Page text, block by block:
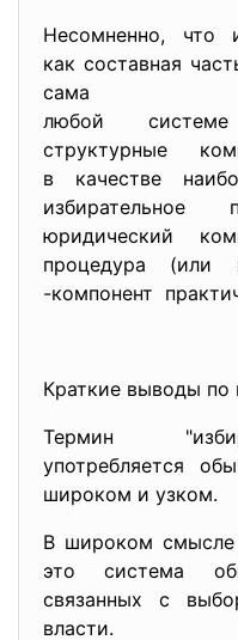
Несомненно, что
как составная
сама
любой
структурные
в качестве
юридический
процедура (или
-компонент
Краткие выводы по
Термин
употребляется
широком и узком.
В широком смысле
это система
связанных с
власти.